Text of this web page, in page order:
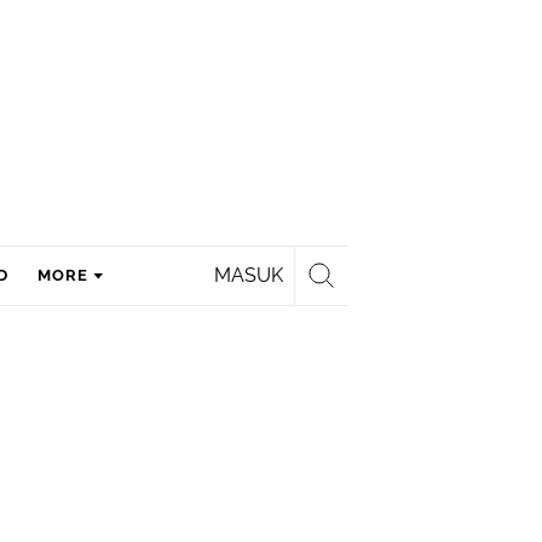
MASUK
MORE